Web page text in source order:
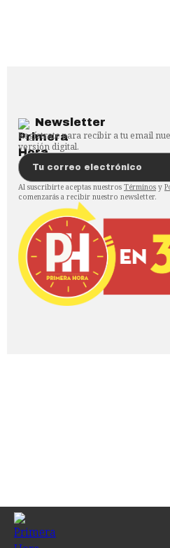
Newsletter
Regístrate para recibir a tu email
versión digital.
Al suscribirte aceptas nuestros Términos y
comenzarás a recibir nuestro newsletter.